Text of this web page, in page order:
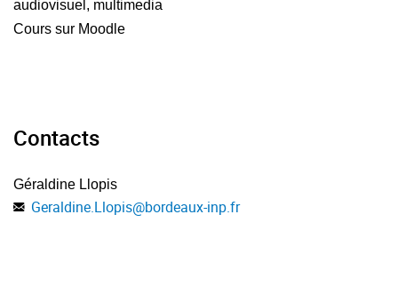
audiovisuel, multimedia
Cours sur Moodle
Contacts
Géraldine Llopis
Geraldine.Llopis@bordeaux-inp.fr